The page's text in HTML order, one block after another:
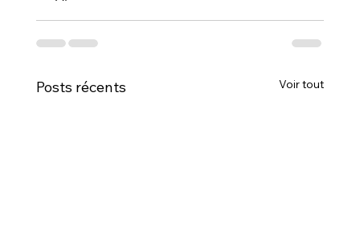
Posts récents Voir tout